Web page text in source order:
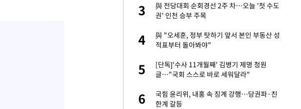
3
與 전당대회 순회경선 2주 차…오늘 '첫 수도
권' 인천 승부 주목
4
與 "오세훈, 정부 탓하기 앞서 본인 부동산 성
적표부터 돌아봐야"
5
[단독]'수사 11개월째' 김병기 제명 청원
글…"국회 스스로 바로 세워달라"
6
국힘 윤리위, 내홍 속 징계 강행…당권파·친
한계 갈등